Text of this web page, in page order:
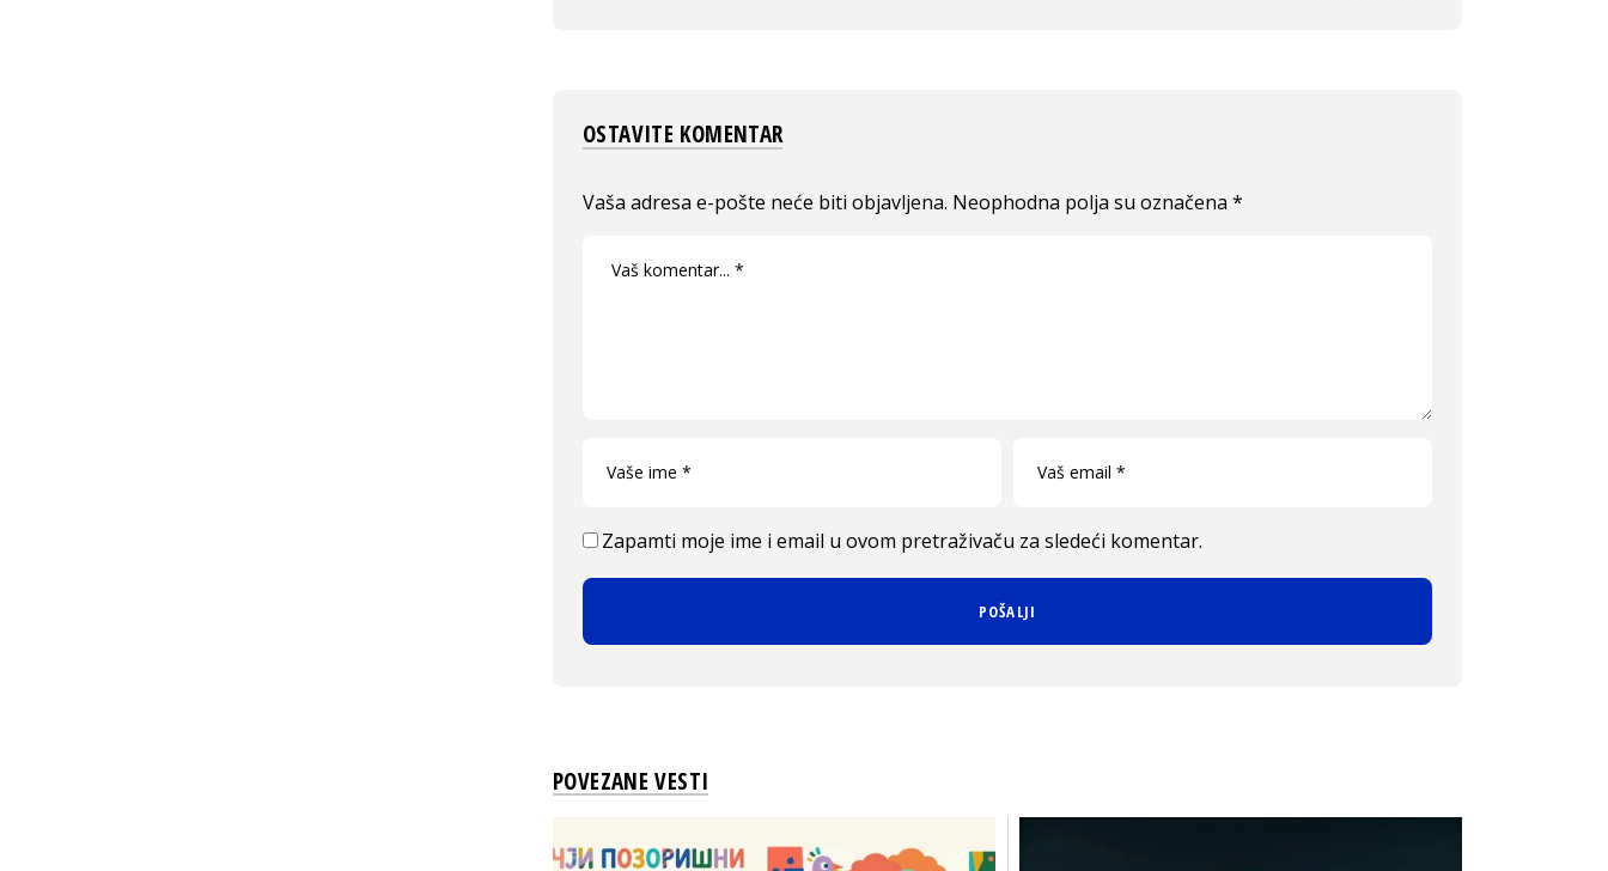
OSTAVITE KOMENTAR
Vaša adresa e-pošte neće biti objavljena. Neophodna polja su označena *
Zapamti moje ime i email u ovom pretraživaču za sledeći komentar.
POVEZANE VESTI